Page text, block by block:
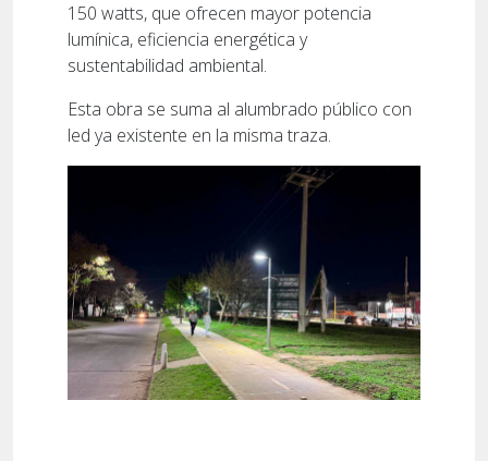
150 watts, que ofrecen mayor potencia
lumínica, eficiencia energética y
sustentabilidad ambiental.
Esta obra se suma al alumbrado público con
led ya existente en la misma traza.